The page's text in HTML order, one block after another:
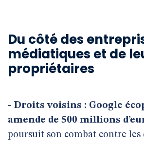
Du côté des
médiatiques et de
propriétaires
- Droits voisins : Google
amende de 500 millions
poursuit son combat contre les